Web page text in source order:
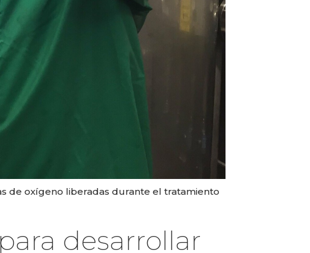
de oxígeno liberadas durante el tratamiento
desarrollar